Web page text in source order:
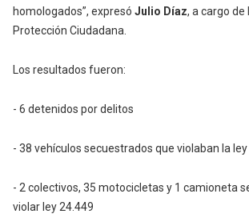
homologados”, expresó Julio Díaz, a cargo de
Protección Ciudadana.
Los resultados fueron:
- 6 detenidos por delitos
- ⁠38 vehículos secuestrados que violaban la
- ⁠2 colectivos, 35 motocicletas y 1 camioneta
violar ley 24.449